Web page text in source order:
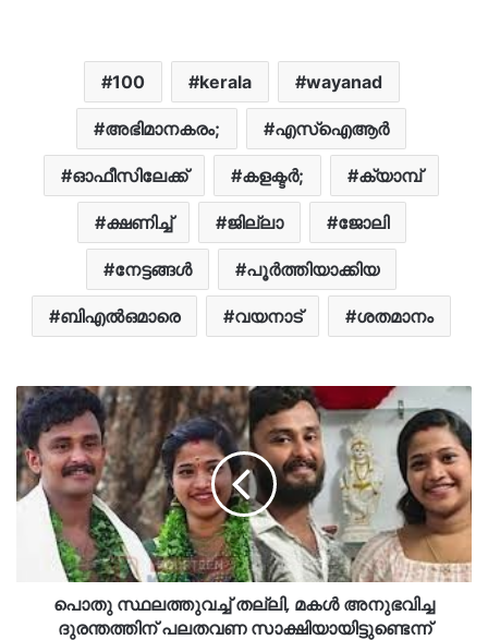
100 kerala wayanad
അഭിമാനകരം; എസ്ഐആർ
ഓഫീസിലേക്ക് കളക്ടർ; ക്യാമ്പ്
ക്ഷണിച്ച് ജില്ലാ ജോലി
നേട്ടങ്ങൾ പൂർത്തിയാക്കിയ
ബിഎൽഒമാരെ വയനാട് ശതമാനം
പൊതു സ്ഥലത്തുവച്ച് തല്ലി, മകള്‍ അനുഭവിച്ച
ദുരന്തത്തിന് പലതവണ സാക്ഷിയായിട്ടുണ്ടെന്ന്